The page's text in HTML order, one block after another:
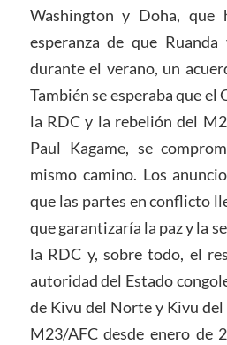
Washington y Doha, que
esperanza de que
durante el verano, un
También se esperaba que
la RDC y la rebelión del
Paul Kagame, se
mismo camino. Los
que las partes en conflicto
que garantizaría la paz y la
la RDC y, sobre todo, el
autoridad del Estado
de Kivu del Norte y Kivu del
M23/AFC desde enero de